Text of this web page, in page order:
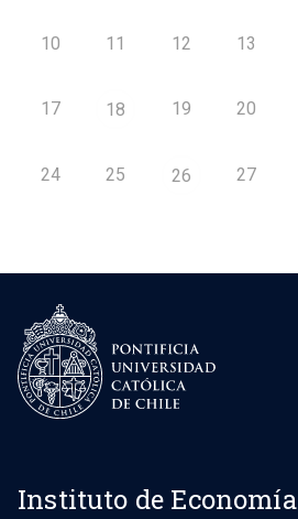
10 11 12 13
17 18 19 20
24 25 26 27
Instituto de Economía